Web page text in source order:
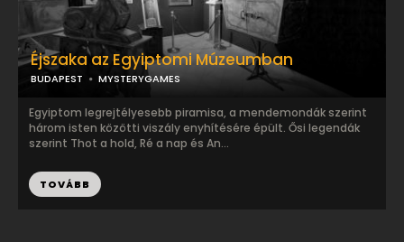
Éjszaka az Egyiptomi Múzeumban
BUDAPEST MYSTERYGAMES
Egyiptom legrejtélyesebb piramisa, a mendemondák szerint
három isten közötti viszály enyhítésére épült. Ősi legendák
szerint Thot a hold, Ré a nap és An...
TOVÁBB